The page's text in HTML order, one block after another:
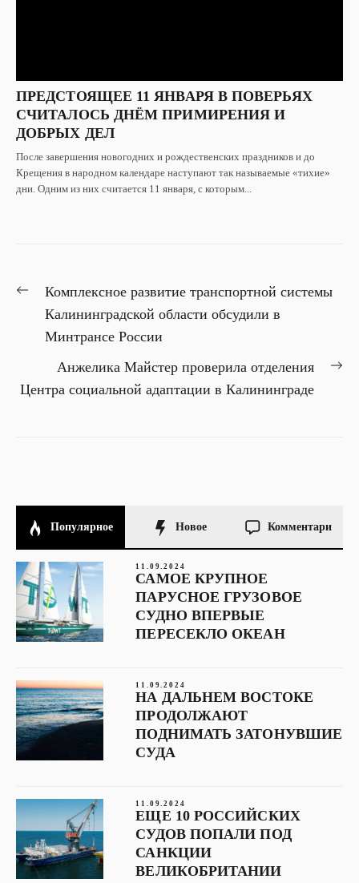
ПРЕДСТОЯЩЕЕ 11 ЯНВАРЯ В ПОВЕРЬЯХ
СЧИТАЛОСЬ ДНЁМ ПРИМИРЕНИЯ И
ДОБРЫХ ДЕЛ
После завершения новогодних и рождественских праздников и до
Крещения в народном календаре наступают так называемые «тихие»
дни. Одним из них считается 11 января, с которым...
НАВИГАЦИЯ
ПО
ЗАПИСЯМ
PreviousКомплексное развитие транспортной системы
Калининградской области обсудили в
Минтрансе России
Анжелика Майстер проверила отделения
Центра социальной адаптации в Калининграде
Популярное Новое Комментари
11.09.2024
САМОЕ КРУПНОЕ
ПАРУСНОЕ ГРУЗОВОЕ
СУДНО ВПЕРВЫЕ
ПЕРЕСЕКЛО ОКЕАН
11.09.2024
НА ДАЛЬНЕМ ВОСТОКЕ
ПРОДОЛЖАЮТ
ПОДНИМАТЬ ЗАТОНУВШИЕ
СУДА
11.09.2024
ЕЩЕ 10 РОССИЙСКИХ
СУДОВ ПОПАЛИ ПОД
САНКЦИИ
ВЕЛИКОБРИТАНИИ